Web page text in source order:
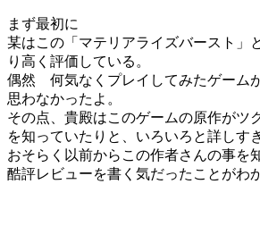
まず最初に
某はこの「マテリアライズバースト」
り高く評価している。
偶然 何気なくプレイしてみたゲーム
思わなかったよ。
その点、貴殿はこのゲームの原作がツ
を知っていたりと、いろいろと詳しす
おそらく以前からこの作者さんの事を
酷評レビューを書く気だったことがわ